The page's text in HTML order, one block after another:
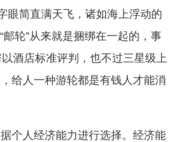
眼简直满天飞，诸如海上浮动的
轮”从来就是捆绑在一起的，事
酒店标准评判，也不过三星级上
给人一种游轮都是有钱人才能消
个人经济能力进行选择。经济能